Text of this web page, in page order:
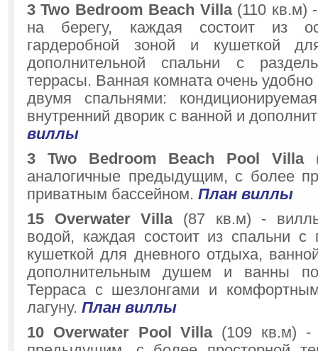
3 Two Bedroom Beach Villa(110 кв.м)
на берегу, каждая состоит из
гардеробной зоной и кушеткой
дополнительной спальни с
террасы. Ванная комната очень
двумя спальнями:
внутренний дворик с ванной и
виллы
3 Two Bedroom Beach Pool Villa
аналогичные предыдущим, с более
приватным бассейном. План виллы
15 Overwater Villa(87 кв.м) -
водой, каждая состоит из спальни с
кушеткой для дневного отдыха,
дополнительным душем и ванны
Терраса с шезлонгами и
лагуну. План виллы
10 Overwater Pool Villa(109 кв.м) -